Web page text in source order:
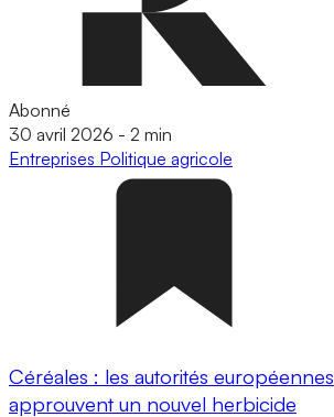
Abonné
30 avril 2026 - 2 min
Entreprises Politique agricole
Céréales : les autorités européennes
approuvent un nouvel herbicide